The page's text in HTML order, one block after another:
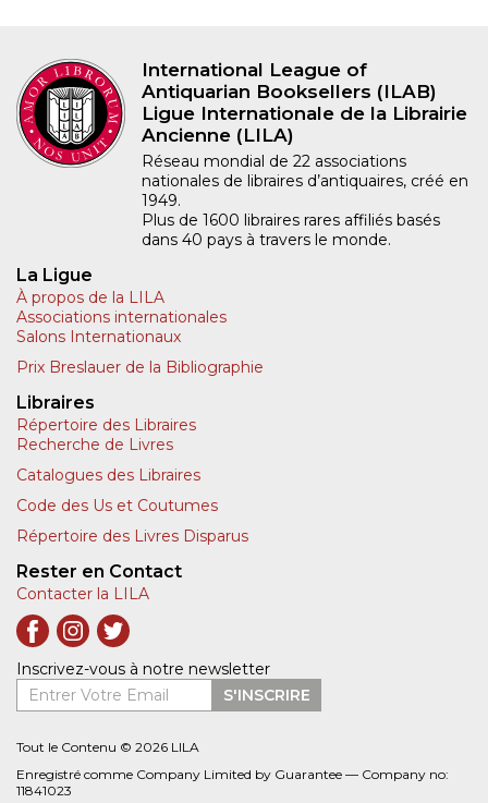
International League of
Antiquarian Booksellers (ILAB)
Ligue Internationale de la Librairie
Ancienne (LILA)
Réseau mondial de 22 associations
nationales de libraires d’antiquaires, créé en
1949.
Plus de 1600 libraires rares affiliés basés
dans 40 pays à travers le monde.
La Ligue
À propos de la LILA
Associations internationales
Salons Internationaux
Prix Breslauer de la Bibliographie
Libraires
Répertoire des Libraires
Recherche de Livres
Catalogues des Libraires
Code des Us et Coutumes
Répertoire des Livres Disparus
Rester en Contact
Contacter la LILA
Inscrivez-vous à notre newsletter
Entrer Votre Email
S'INSCRIRE
Tout le Contenu © 2026 LILA
Enregistré comme Company Limited by Guarantee — Company no:
11841023